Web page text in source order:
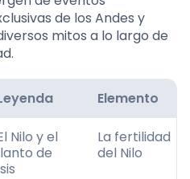
de los Andes y
mitos a lo largo de
Elemento
Nilo y el
de
La fertilidad
del Nilo